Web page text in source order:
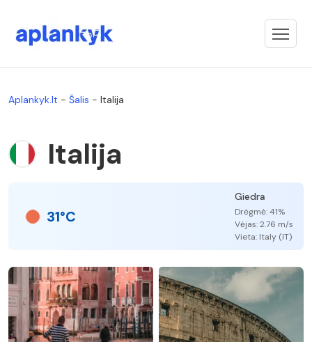
Aplankyk.lt - Šalis - Italija
Italija
31°C
Giedra
Drėgmė: 41%
Vėjas: 2.76 m/s
Vieta: Italy (IT)